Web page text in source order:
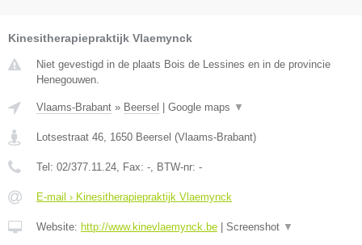
Kinesitherapiepraktijk Vlaemynck
Niet gevestigd in de plaats Bois de Lessines en in de provincie
Henegouwen.
Vlaams-Brabant » Beersel Google maps ▼
Lotsestraat 46, 1650 Beersel (Vlaams-Brabant)
Tel: 02/377.11.24, Fax: -, BTW-nr: -
E-mail › Kinesitherapiepraktijk Vlaemynck
Website: http://www.kinevlaemynck.be Screenshot ▼